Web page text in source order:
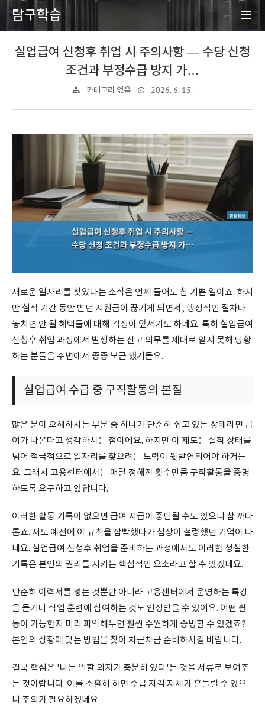
탐구학습
실업급여 신청후 취업 시 주의사항 — 수당 신청
조건과 부정수급 방지 가…
카테고리 없음 2026. 6. 15.
새로운 일자리를 찾았다는 소식은 언제 들어도 참 기쁜 일이죠. 하지
만 실직 기간 동안 받던 지원금이 끊기게 되면서, 행정적인 절차나
놓치면 안 될 혜택들에 대해 걱정이 앞서기도 하네요. 특히 실업급여
신청후 취업 과정에서 발생하는 신고 의무를 제대로 알지 못해 당황
하는 분들을 주변에서 종종 보곤 했거든요.
실업급여 수급 중 구직활동의 본질
많은 분이 오해하시는 부분 중 하나가 단순히 쉬고 있는 상태라면 급
여가 나온다고 생각하시는 점이에요. 하지만 이 제도는 실직 상태를
넘어 적극적으로 일자리를 찾으려는 노력이 뒷받연되어야 하거든
요. 그래서 고용센터에서는 매달 정해진 횟수만큼 구직활동을 증명
하도록 요구하고 있답니다.
이러한 활동 기록이 없으면 급여 지급이 중단될 수도 있으니 참 까다
롭죠. 저도 예전에 이 규칙을 깜빡했다가 심장이 철렁했던 기억이 나
네요. 실업급여 신청후 취업을 준비하는 과정에서도 이러한 성실한
기록은 본인의 권리를 지키는 핵심적인 요소라고 할 수 있겠네요.
단순히 이력서를 넣는 것뿐만 아니라 고용센터에서 운영하는 특강
을 듣거나 직업 훈련에 참여하는 것도 인정받을 수 있어요. 어떤 활
동이 가능한지 미리 파악해두면 훨씬 수월하게 증빙할 수 있겠죠?
본인의 상황에 맞는 방법을 찾아 차근차큼 준비하시길 바랍니다.
결국 핵심은 '나는 일할 의지가 충분히 있다'는 것을 서류로 보여주
는 것이랍니다. 이를 소홀히 하면 수급 자격 자체가 흔들릴 수 있으
니 주의가 필요하겠네요.